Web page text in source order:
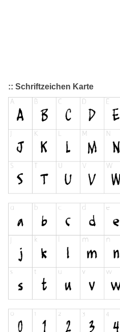
:: Schriftzeichen Karte